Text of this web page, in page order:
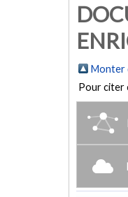
Monter
Pour citer